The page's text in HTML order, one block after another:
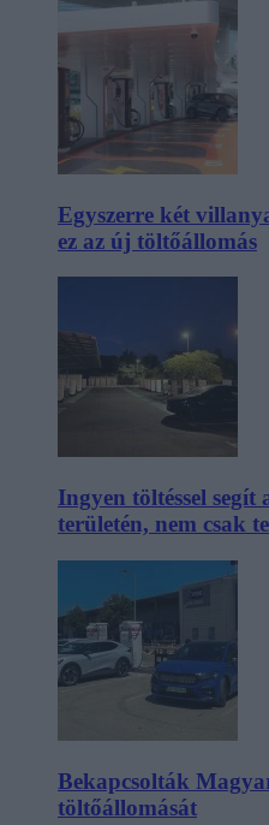
Egyszerre két
ez az új töltőállomás
Ingyen töltéssel segít
területén, nem csak
Bekapcsolták
töltőállomását